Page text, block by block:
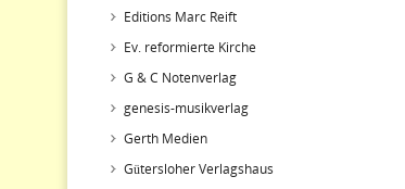
Editions Marc Reift
Ev. reformierte Kirche
G & C Notenverlag
genesis-musikverlag
Gerth Medien
Gütersloher Verlagshaus